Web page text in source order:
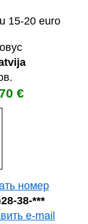
15-20 euro
€
номер
28-38-***
e-mail